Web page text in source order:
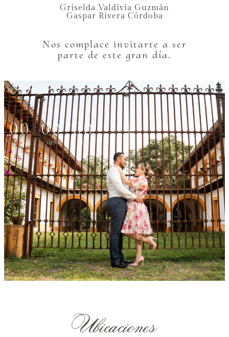
Griselda Valdivia Guzmán
Gaspar Rivera Córdoba
Nos complace invitarte a ser
parte de este gran día.
00
HRS
00
MIN
00
SEG
Ubicaciones